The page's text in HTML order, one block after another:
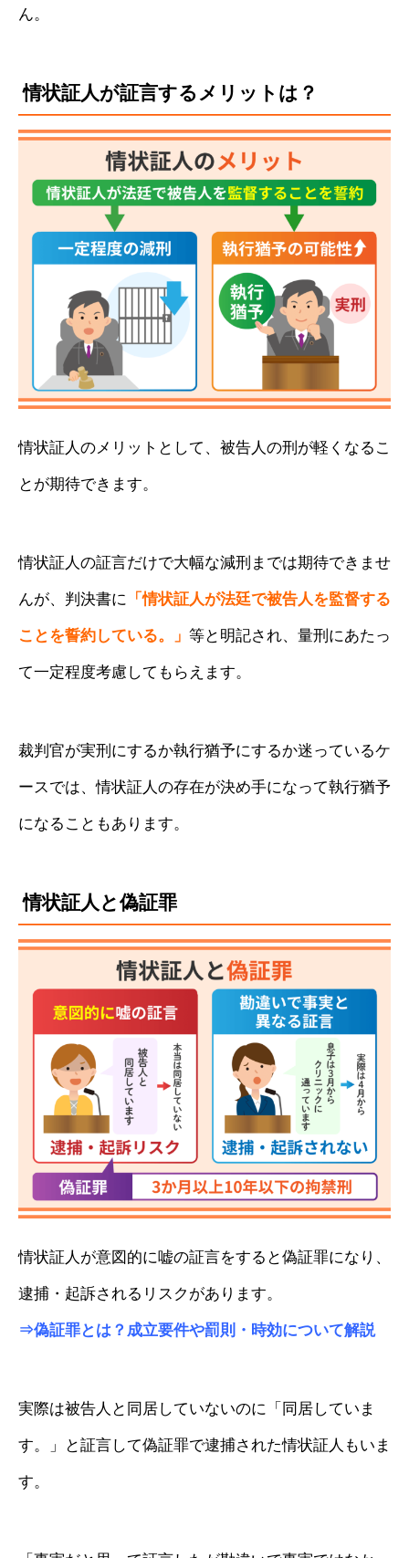
ん。
情状証人が証言するメリットは？
情状証人のメリットとして、被告人の刑が軽くなるこ
とが期待できます。
情状証人の証言だけで大幅な減刑までは期待できませ
んが、判決書に 「情状証人が法廷で被告人を監督する
ことを誓約している。」 等と明記され、量刑にあたっ
て一定程度考慮してもらえます。
裁判官が実刑にするか執行猶予にするか迷っているケ
ースでは、情状証人の存在が決め手になって執行猶予
になることもあります。
情状証人と偽証罪
情状証人が意図的に嘘の証言をすると偽証罪になり、
逮捕・起訴されるリスクがあります。
⇒偽証罪とは？成立要件や罰則・時効について解説
実際は被告人と同居していないのに「同居していま
す。」と証言して偽証罪で逮捕された情状証人もいま
す。